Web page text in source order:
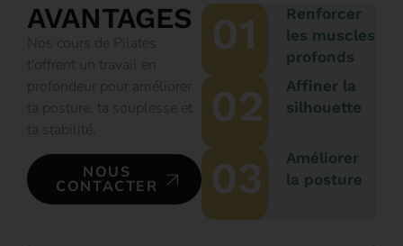
AVANTAGES
Nos cours de Pilates
t’offrent un travail en
profondeur pour améliorer
ta posture, ta souplesse et
ta stabilité.
NOUS
CONTACTER
01
Renforcer
les muscles
profonds
02
Affiner la
silhouette
03
Améliorer
la posture